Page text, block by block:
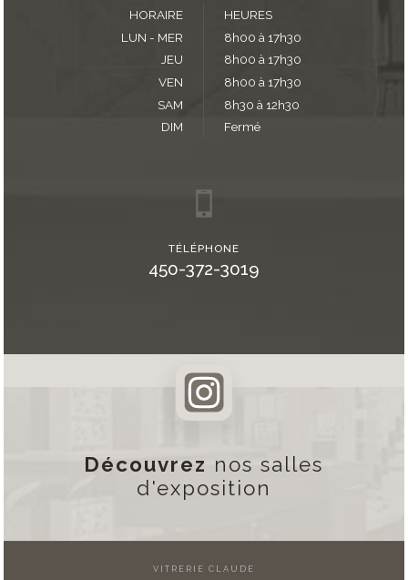
HORAIRE
HEURES
LUN - MER
8h00 à 17h30
JEU
8h00 à 17h30
VEN
8h00 à 17h30
SAM
8h30 à 12h30
DIM
Fermé
TÉLÉPHONE
450-372-3019
Découvrez nos salles
d'exposition
VITRERIE CLAUDE